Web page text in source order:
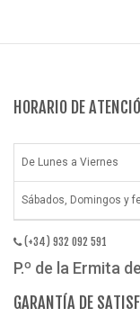
HORARIO DE
De Lunes a Viernes
Sábados, Domingos y
(+34) 932 092 591
P.º de la Ermita
GARANTÍA DE